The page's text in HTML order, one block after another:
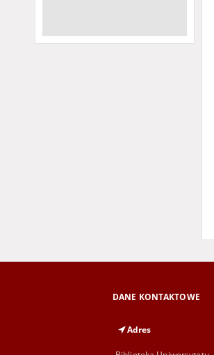
DANE KONTAKTOWE
Adres